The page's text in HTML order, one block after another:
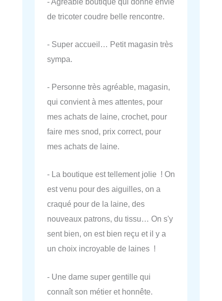
de tricoter coudre belle rencontre.
- Super accueil… Petit magasin très
sympa.
- Personne très agréable, magasin,
qui convient à mes attentes, pour
mes achats de laine, crochet, pour
faire mes snod, prix correct, pour
mes achats de laine.
- La boutique est tellement jolie ! On
est venu pour des aiguilles, on a
craqué pour de la laine, des
nouveaux patrons, du tissu… On s'y
sent bien, on est bien reçu et il y a
un choix incroyable de laines !
- Une dame super gentille qui
connaît son métier et honnête.